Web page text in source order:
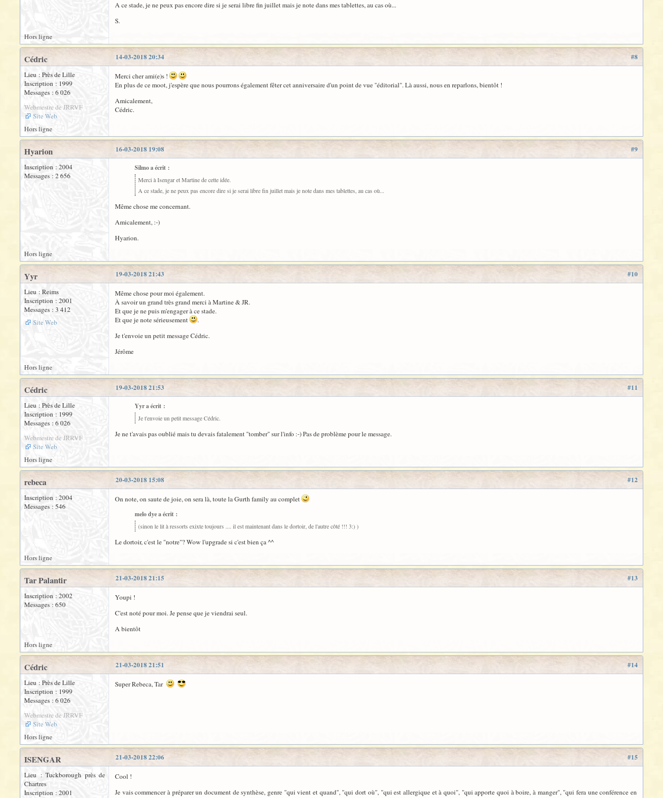
A ce stade, je ne peux pas encore dire si je serai libre fin juillet mais je note dans mes tablettes, au cas où...
S.
Hors ligne
#8
14-03-2018 20:34
Cédric
Lieu : Près de Lille
Inscription : 1999
Messages : 6 026
Webmestre de JRRVF
Site Web
Merci cher ami(e)s !
En plus de ce moot, j'espère que nous pourrons également fêter cet anniversaire d'un point de vue "éditorial". Là aussi, nous en reparlons, bientôt !
Amicalement,
Cédric.
Hors ligne
#9
16-03-2018 19:08
Hyarion
Inscription : 2004
Messages : 2 656
Silmo a écrit :
Merci à Isengar et Martine de cette idée.
A ce stade, je ne peux pas encore dire si je serai libre fin juillet mais je note dans mes tablettes, au cas où...
Même chose me concernant.
Amicalement, :-)
Hyarion.
Hors ligne
#10
19-03-2018 21:43
Yyr
Lieu : Reims
Inscription : 2001
Messages : 3 412
Site Web
Même chose pour moi également.
À savoir un grand très grand merci à Martine & JR.
Et que je ne puis m'engager à ce stade.
Et que je note sérieusement
.
Je t'envoie un petit message Cédric.
Jérôme
Hors ligne
#11
19-03-2018 21:53
Cédric
Lieu : Près de Lille
Inscription : 1999
Messages : 6 026
Webmestre de JRRVF
Site Web
Yyr a écrit :
Je t'envoie un petit message Cédric.
Je ne t'avais pas oublié mais tu devais fatalement "tomber" sur l'info :-) Pas de problème pour le message.
Hors ligne
#12
20-03-2018 15:08
rebeca
Inscription : 2004
Messages : 546
On note, on saute de joie, on sera là, toute la Gurth family au complet
melo dye a écrit :
(sinon le lit à ressorts exixte toujours .... il est maintenant dans le dortoir, de l'autre côté !!! 3:) )
Le dortoir, c'est le "notre"? Wow l'upgrade si c'est bien ça ^^
Hors ligne
#13
21-03-2018 21:15
Tar Palantir
Inscription : 2002
Messages : 650
Youpi !
C'est noté pour moi. Je pense que je viendrai seul.
A bientôt
Hors ligne
#14
21-03-2018 21:51
Cédric
Lieu : Près de Lille
Inscription : 1999
Messages : 6 026
Webmestre de JRRVF
Site Web
Super Rebeca, Tar
Hors ligne
#15
21-03-2018 22:06
ISENGAR
Lieu : Tuckborough près de
Chartres
Inscription : 2001
Cool !
Je vais commencer à préparer un document de synthèse, genre "qui vient et quand", "qui dort où", "qui est allergique et à quoi", "qui apporte quoi à boire, à manger", "qui fera une conférence en